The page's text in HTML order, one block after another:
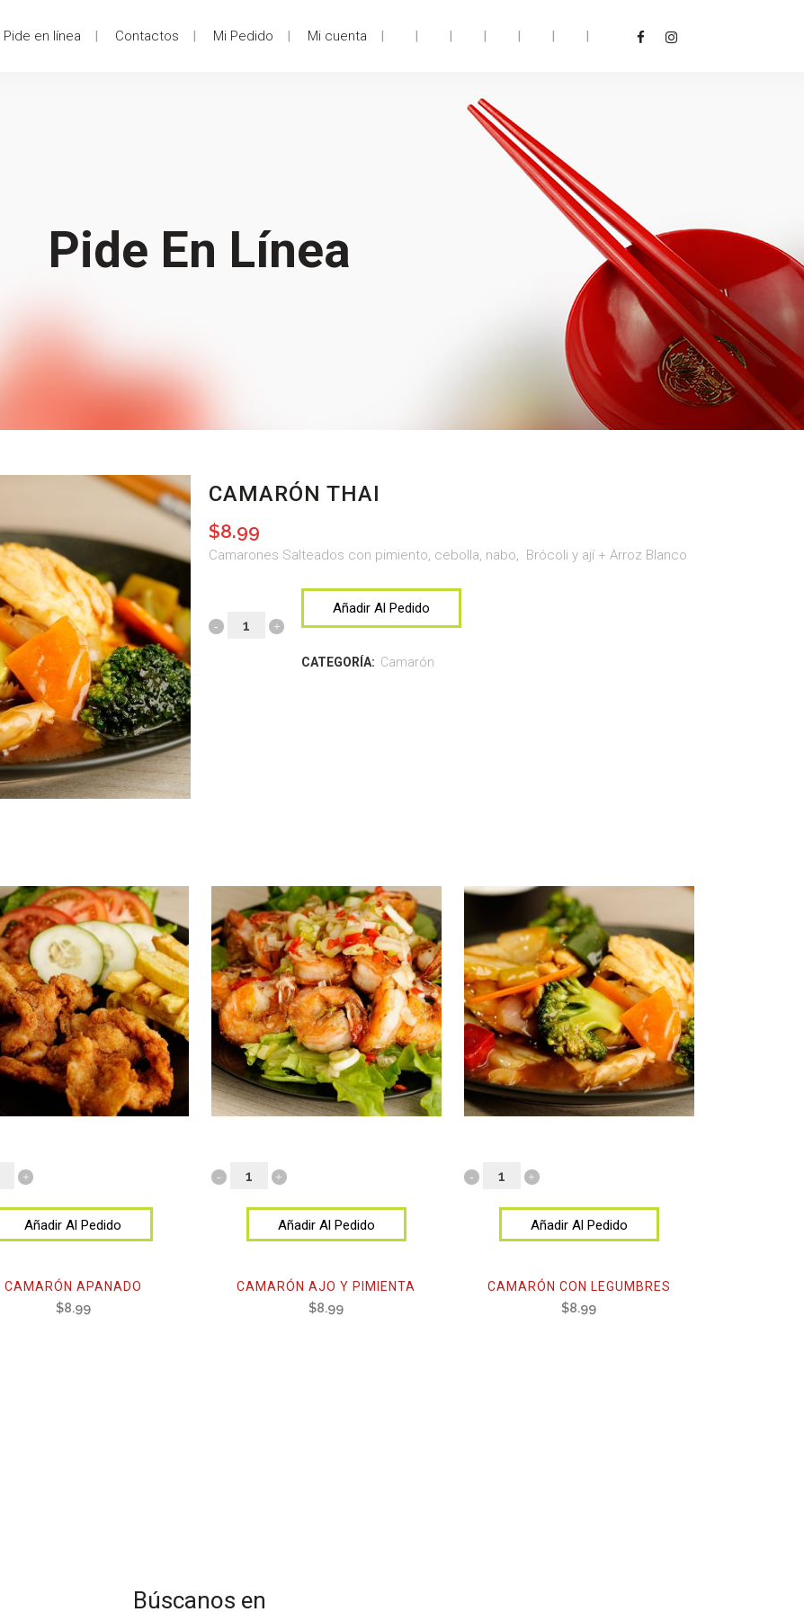
Pide en línea Contactos Mi Pedido Mi cuenta
Pide En Línea
CAMARÓN THAI
$8.99
Camarones Salteados con pimiento, cebolla, nabo, Brócoli y ají + Arroz Blanco
Añadir Al Pedido
CATEGORÍA: Camarón
Añadir Al Pedido
CAMARÓN APANADO
$8.99
Añadir Al Pedido
CAMARÓN AJO Y PIMIENTA
$8.99
Añadir Al Pedido
CAMARÓN CON LEGUMBRES
$8.99
Búscanos en